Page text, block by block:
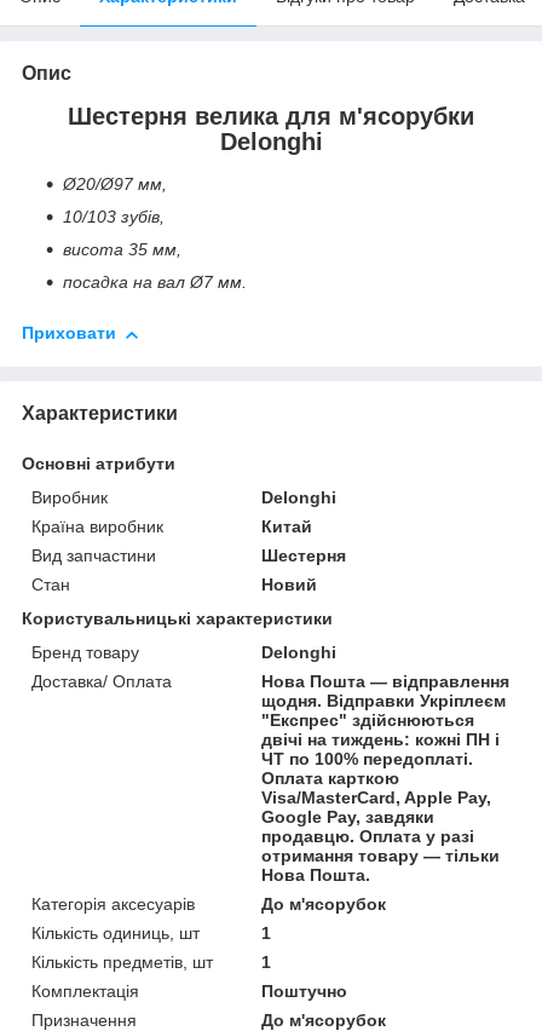
Опис
Шестерня велика для м'ясорубки
Delonghi
Ø20/Ø97 мм,
10/103 зубів,
висота 35 мм,
посадка на вал Ø7 мм.
Приховати
Характеристики
Основні атрибути
Виробник
Delonghi
Країна виробник
Китай
Вид запчастини
Шестерня
Стан
Новий
Користувальницькі характеристики
Бренд товару
Delonghi
Доставка/ Оплата
Нова Пошта — відправлення
щодня. Відправки Укріплеєм
"Експрес" здійснюються
двічі на тиждень: кожні ПН і
ЧТ по 100% передоплаті.
Оплата карткою
Visa/MasterCard, Apple Pay,
Google Pay, завдяки
продавцю. Оплата у разі
отримання товару — тільки
Нова Пошта.
Категорія аксесуарів
До м'ясорубок
Кількість одиниць, шт
1
Кількість предметів, шт
1
Комплектація
Поштучно
Призначення
До м'ясорубок